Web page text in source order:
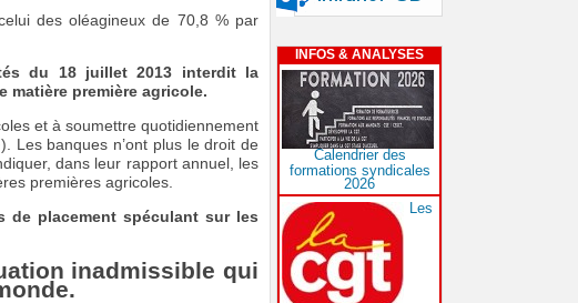
des oléagineux de 70,8 % par
du 18 juillet 2013 interdit la
matière première agricole.
et à soumettre quotidiennement
Les banques n’ont plus le droit de
dans leur rapport annuel, les
premières agricoles.
de placement spéculant sur les
inadmissible qui
INFOS & ANALYSES
Calendrier des
formations syndicales
2026
Les